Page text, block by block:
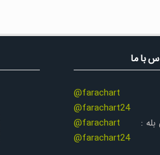
با ما
@farachart
@farachart24
:
@farachart
@farachart24